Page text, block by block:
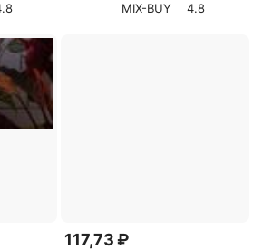
шт
MIX-BUY
4.8
117,73 ₽